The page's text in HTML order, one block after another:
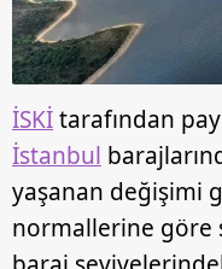
İSKİtarafından
İstanbul
yaşanan değişimi
normallerine göre